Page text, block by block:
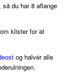
du har 8 aflange
klister for at
og halvér alle